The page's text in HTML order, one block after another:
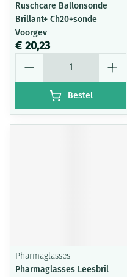
Ruschcare Ballonsonde
Brillant+ Ch20+sonde
Voorgev
€ 20,23
Bestel
Pharmaglasses
Pharmaglasses Leesbril